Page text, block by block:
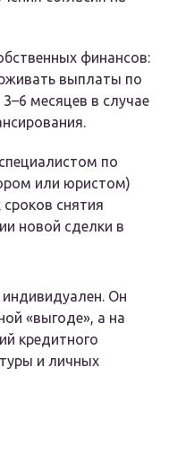
финансов:
выплаты по
месяцев в случае
по
или юристом)
снятия
новой сделки в
Он
«выгоде», а на
кредитного
и личных